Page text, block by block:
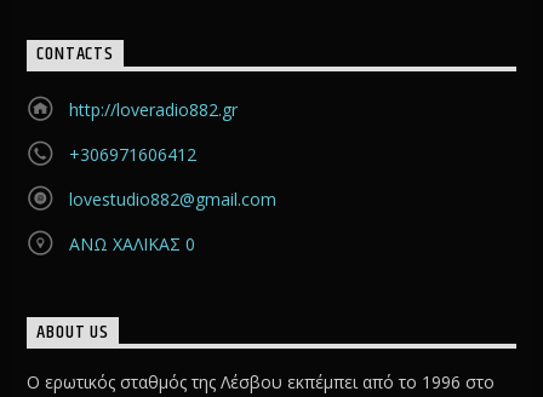
CONTACTS
http://loveradio882.gr
+306971606412
lovestudio882@gmail.com
ΑΝΩ ΧΑΛΙΚΑΣ 0
ABOUT US
Ο ερωτικός σταθμός της Λέσβου εκπέμπει από το 1996 στο